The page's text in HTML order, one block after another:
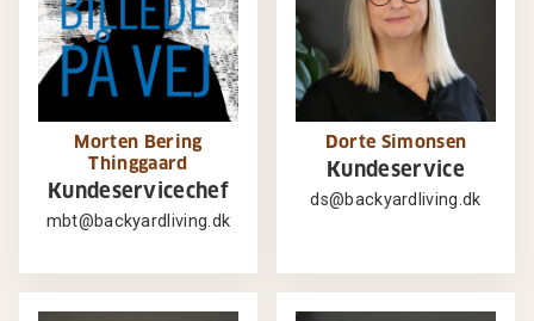
Morten Bering
Thinggaard
Kundeservicechef
mbt@backyardliving.dk
Dorte Simonsen
Kundeservice
ds@backyardliving.dk